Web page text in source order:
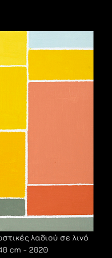
λαδιού σε λινό
cm - 2020